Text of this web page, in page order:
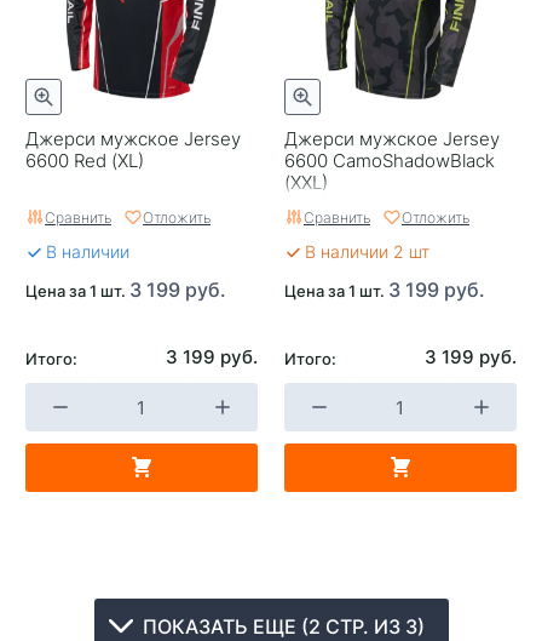
Джерси мужское Jersey
6600 Red (XL)
Сравнить Отложить
В наличии
Цена за 1 шт. 3 199 руб.
Итого: 3 199 руб.
Джерси мужское Jersey
6600 CamoShadowBlack
(XXL)
Сравнить Отложить
В наличии 2 шт
Цена за 1 шт. 3 199 руб.
Итого: 3 199 руб.
ПОКАЗАТЬ ЕЩЕ (2 СТР. ИЗ 3)